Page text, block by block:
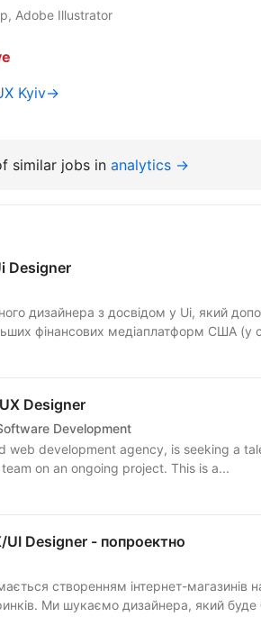
Adobe Illustrator
Kyiv→
similar jobs in analytics →
Designer
дизайнера з досвідом у Ui, який
фінансових медіаплатформ США (у
Designer
Development
web development agency, is seeking a
Designer to join our dynamic team on an ongoing project. This is a...
Designer - попроектно
створенням інтернет-магазинів
західного та українського ринків. Ми шукаємо дизайнера,